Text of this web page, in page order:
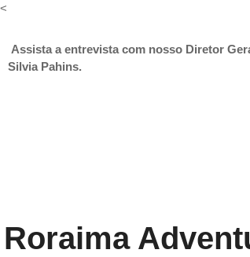
<
conteúdo
Assista a entrevista com nosso Diretor
Silvia Pahins.
Roraima